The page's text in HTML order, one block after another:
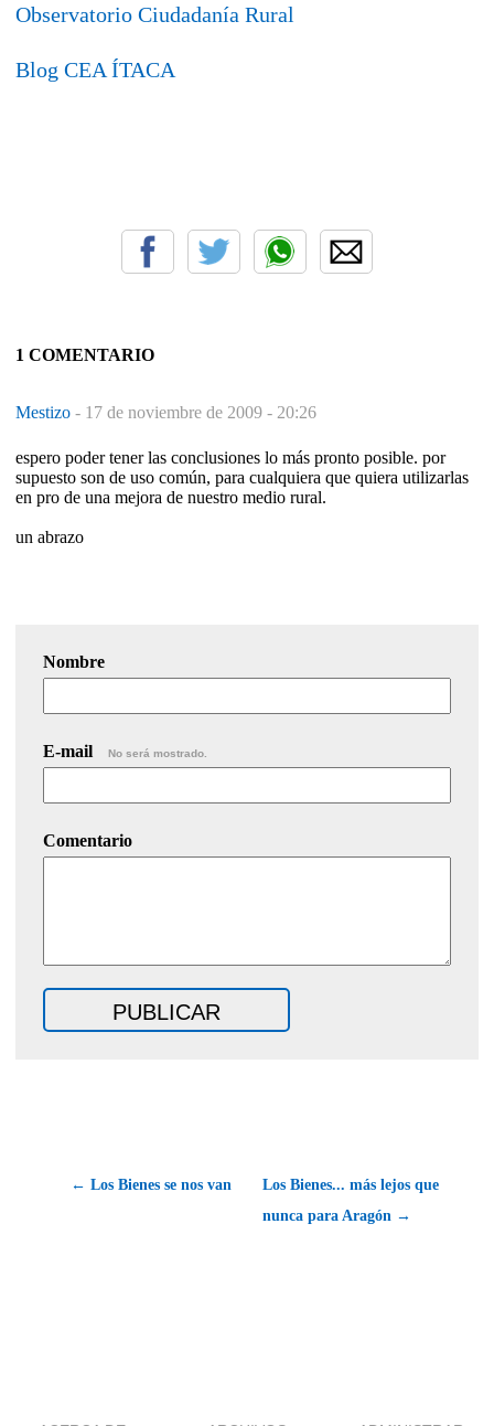
Observatorio Ciudadanía Rural
Blog CEA ÍTACA
1 COMENTARIO
Mestizo - 17 de noviembre de 2009 - 20:26
espero poder tener las conclusiones lo más pronto posible. por
supuesto son de uso común, para cualquiera que quiera utilizarlas
en pro de una mejora de nuestro medio rural.
un abrazo
Nombre
E-mail No será mostrado.
Comentario
← Los Bienes se nos van
Los Bienes... más lejos que
nunca para Aragón →